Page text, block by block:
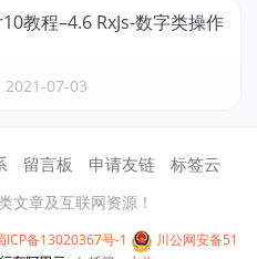
教程–4.6 RxJs-数字类操作
2021-07-03
留言板 申请友链 标签云
文章及互联网资源！
ICP备13020367号-1
川公网安备51